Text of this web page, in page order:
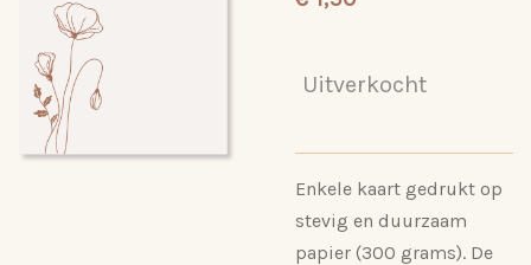
Uitverkocht
Enkele kaart gedrukt op
stevig en duurzaam
papier (300 grams). De